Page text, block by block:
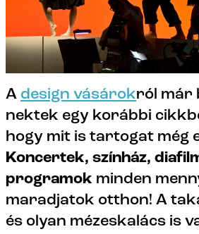
A design vásárokról már
nektek egy korábbi
hogy mit is tartogat még
Koncertek, színház,
programok minden
maradjatok otthon! A
és olyan mézeskalács is